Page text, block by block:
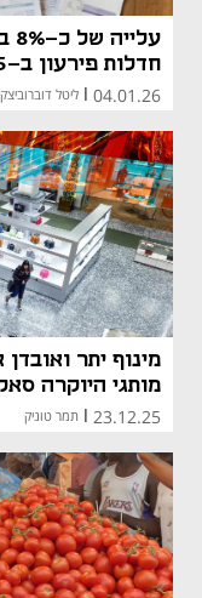
חדלות פירעון ב-2025
04.01.26 ליטל
מינוף יתר
מותגי היוקרה
23.12.25 תמר טוניק